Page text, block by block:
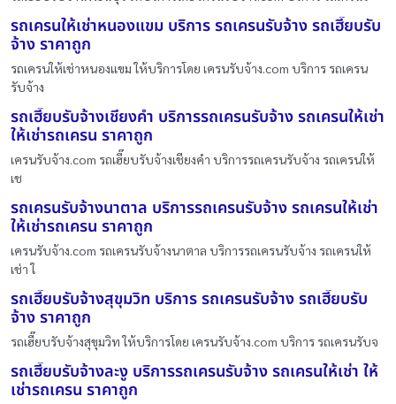
รถเครนให้เช่าหนองแขม บริการ รถเครนรับจ้าง รถเฮี๊ยบรับ
จ้าง ราคาถูก
รถเครนให้เช่าหนองแขม ให้บริการโดย เครนรับจ้าง.com บริการ รถเครน
รับจ้าง
รถเฮี๊ยบรับจ้างเชียงคำ บริการรถเครนรับจ้าง รถเครนให้เช่า
ให้เช่ารถเครน ราคาถูก
เครนรับจ้าง.com รถเฮี๊ยบรับจ้างเชียงคำ บริการรถเครนรับจ้าง รถเครนให้
เช
รถเครนรับจ้างนาตาล บริการรถเครนรับจ้าง รถเครนให้เช่า
ให้เช่ารถเครน ราคาถูก
เครนรับจ้าง.com รถเครนรับจ้างนาตาล บริการรถเครนรับจ้าง รถเครนให้
เช่า ใ
รถเฮี๊ยบรับจ้างสุขุมวิท บริการ รถเครนรับจ้าง รถเฮี๊ยบรับ
จ้าง ราคาถูก
รถเฮี๊ยบรับจ้างสุขุมวิท ให้บริการโดย เครนรับจ้าง.com บริการ รถเครนรับจ
รถเฮี๊ยบรับจ้างละงู บริการรถเครนรับจ้าง รถเครนให้เช่า ให้
เช่ารถเครน ราคาถูก